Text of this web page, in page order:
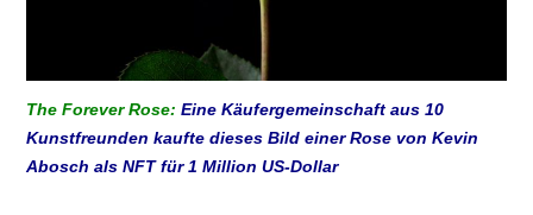
The Forever Rose: Eine Käufergemeinschaft aus 10
Kunstfreunden kaufte dieses Bild einer Rose von Kevin
Abosch als NFT für 1 Million US-Dollar